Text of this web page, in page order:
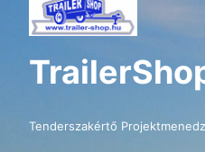
Tenderszakértő